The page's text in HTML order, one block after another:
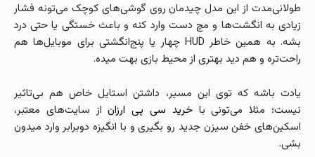
طولانی‌مدت از این مدل چیدمان روی گوشی‌های کوچک می‌تونه فشار
زیادی به انگشت‌ها و مچ دست وارد کنه و باعث خستگی یا حتی درد
بشه. به همین خاطر HUD چهار یا پنج‌انگشتی برای موبایل‌ها هم
راحت‌تره و هم دید بهتری از محیط بازی بهت میده.
یادت باشه که توی این مسیر، داشتن استایل خاص هم بی‌تاثیر
نیست؛ مثلا می‌تونی باخرید سی پی ارزاناز سایت‌های معتبر،
اسکین‌های خفن سیزن جدید رو بگیری و با انگیزه دوبرابر وارد میدون
بشی.